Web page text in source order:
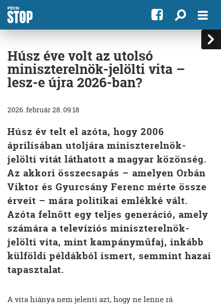
Húsz éve volt az utolsó
miniszterelnök-jelölti vita –
lesz-e újra 2026-ban?
2026. február 28. 09:18
Húsz év telt el azóta, hogy 2006
áprilisában utoljára miniszterelnök-
jelölti vitát láthatott a magyar közönség.
Az akkori összecsapás – amelyen Orbán
Viktor és Gyurcsány Ferenc mérte össze
érveit – mára politikai emlékké vált.
Azóta felnőtt egy teljes generáció, amely
számára a televíziós miniszterelnök-
jelölti vita, mint kampányműfaj, inkább
külföldi példákból ismert, semmint hazai
tapasztalat.
A vita hiánya nem jelenti azt, hogy ne lenne rá